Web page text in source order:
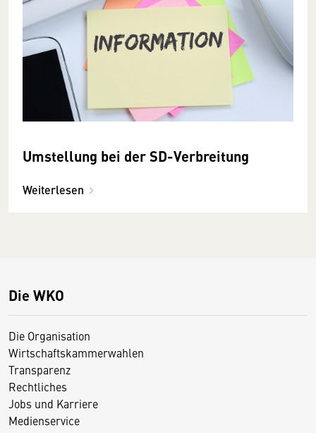
Umstellung bei der SD-Verbreitung
Weiterlesen
Die WKO
Die Organisation
Wirtschaftskammerwahlen
Transparenz
Rechtliches
Jobs und Karriere
Medienservice